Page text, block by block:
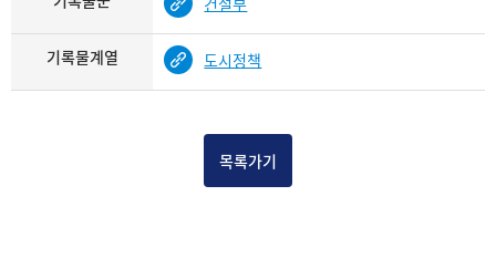
기록물계열 도시정책
목록가기